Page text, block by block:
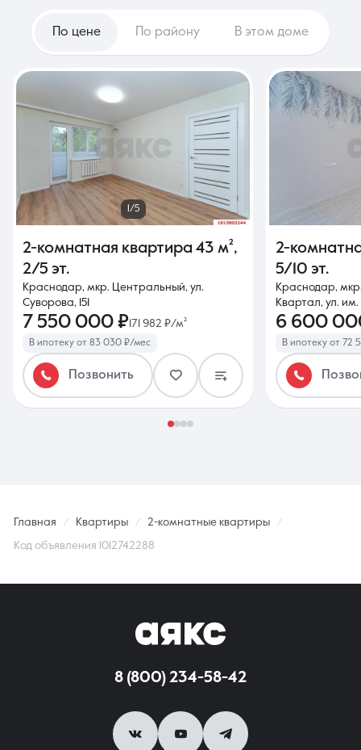
По цене По району В этом доме
1/5
2-комнатная квартира 43 м²,
2/5 эт.
Краснодар, мкр. Центральный, ул.
Суворова, 151
7 550 000 ₽ 171 982 ₽/м²
В ипотеку от 83 030 ₽/мес
Позвонить
2-
5/10 эт.
Краснодар,
Квартал, ул.
6 600
В ипотеку от 72
Главная Квартиры 2-комнатные квартиры
Код объявления 1012742288
8 (800) 234-58-42